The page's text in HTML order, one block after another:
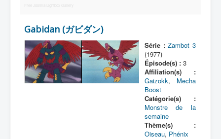
Référence
Fanservice
Gabidan (ガビダン)
Série : Zambot 3
(1977)
Épisode(s) :3
Affiliation(s) :
Gaizokk, Mecha
Boost
Catégorie(s) :
Monstre de la
semaine
Thème(s) :
Oiseau, Phénix